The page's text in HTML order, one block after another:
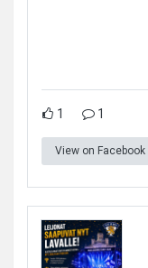
1 1
View on Facebook